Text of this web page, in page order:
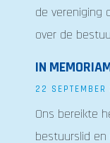
de vereniging
over de
IN
22
Ons bereikte
bestuurslid en